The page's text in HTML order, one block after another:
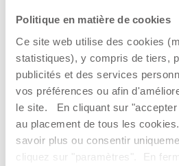
Politique en matière de cookies
Ce site web utilise des cookies
statistiques), y compris de tiers,
publicités et des services
vos préférences ou afin
le site. En cliquant sur "accepter
au placement de tous les
savoir plus ou consentir
cliquez sur "paramètres". En
Baleine Multisensorielle
14,99 €
Le
16,99
2=3 NOUVEAUTÉ 2=3